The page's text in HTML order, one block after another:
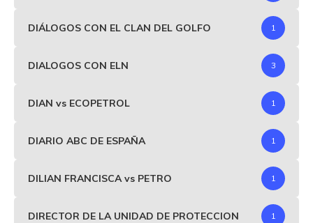
DIÁLOGOS CON EL CLAN DEL GOLFO 1
DIALOGOS CON ELN 3
DIAN vs ECOPETROL 1
DIARIO ABC DE ESPAÑA 1
DILIAN FRANCISCA vs PETRO 1
DIRECTOR DE LA UNIDAD DE PROTECCION 1